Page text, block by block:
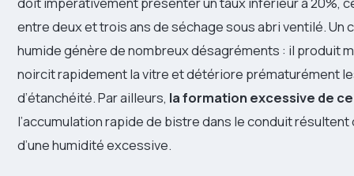
entre deux et trois ans de séchage sous abri ventilé. Un
humide génère de nombreux désagréments : il produit
noircit rapidement la vitre et détériore prématurément
d’étanchéité. Par ailleurs, la formation excessive de
l’accumulation rapide de bistre dans le conduit
d’une humidité excessive.